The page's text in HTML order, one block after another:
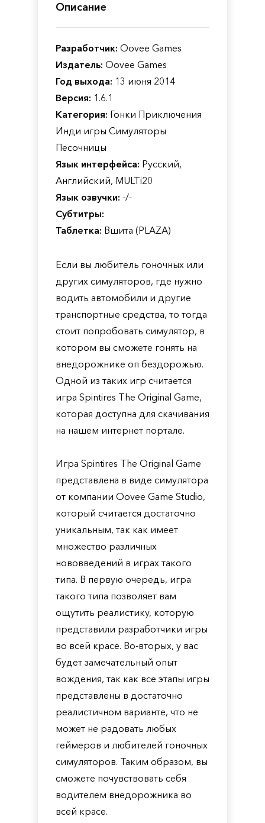
Описание
Разработчик: Oovee Games
Издатель: Oovee Games
Год выхода: 13 июня 2014
Версия: 1.6.1
Категория: Гонки Приключения
Инди игры Симуляторы
Песочницы
Язык интерфейса: Русский,
Английский, MULTi20
Язык озвучки: -/-
Субтитры:
Таблетка: Вшита (PLAZA)
Если вы любитель гоночных или
других симуляторов, где нужно
водить автомобили и другие
транспортные средства, то тогда
стоит попробовать симулятор, в
котором вы сможете гонять на
внедорожнике оп бездорожью.
Одной из таких игр считается
игра Spintires The Original Game,
которая доступна для скачивания
на нашем интернет портале.
Игра Spintires The Original Game
представлена в виде симулятора
от компании Oovee Game Studio,
который считается достаточно
уникальным, так как имеет
множество различных
нововведений в играх такого
типа. В первую очередь, игра
такого типа позволяет вам
ощутить реалистику, которую
представили разработчики игры
во всей красе. Во-вторых, у вас
будет замечательный опыт
вождения, так как все этапы игры
представлены в достаточно
реалистичном варианте, что не
может не радовать любых
геймеров и любителей гоночных
симуляторов. Таким образом, вы
сможете почувствовать себя
водителем внедорожника во
всей красе.